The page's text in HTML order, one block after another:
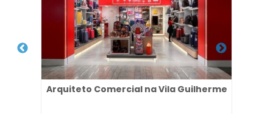
Arquiteto Comercial na Vila Guilherme